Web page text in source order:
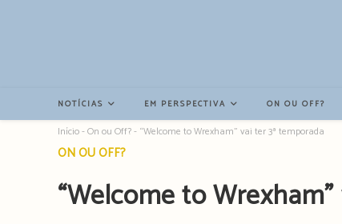
NOTÍCIAS EM PERSPECTIVA ON OU OFF?
Início-On ou Off?- “Welcome to Wrexham” vai ter 3ª temporada
Post
ON OU OFF?
“Welcome to